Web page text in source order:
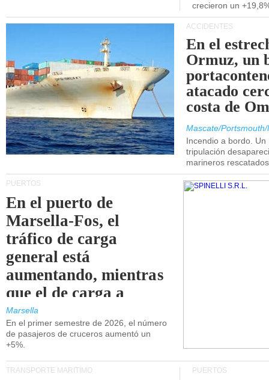
crecieron un
ACCIDENTES
En el
Ormuz, un
atacado
costa de
Mascate/
Incendio a bordo.
tripulación
marineros
PUERTOS
En el puerto de
Marsella-Fos, el
tráfico de carga
general está
aumentando, mientras
que el de carga a
granel está
disminuyendo.
Marsella
En el primer semestre de 2026, el número
de pasajeros de cruceros aumentó un
+5%.
TRANSPORTE MARÍTIMO PUERTOS